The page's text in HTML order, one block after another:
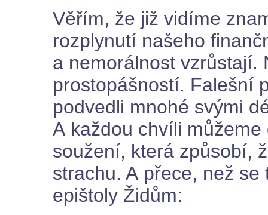
Věřím, že již vidíme
rozplynutí našeho
a nemorálnost vzrůstají.
prostopášností. Falešní
podvedli mnohé svými
A každou chvíli
soužení, která způsobí,
strachu. A přece, než
epištoly Židům: